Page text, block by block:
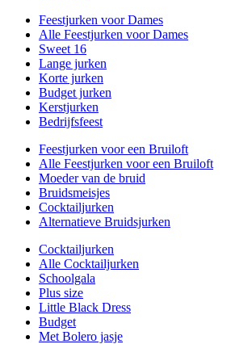
Feestjurken voor Dames
Alle Feestjurken voor Dames
Sweet 16
Lange jurken
Korte jurken
Budget jurken
Kerstjurken
Bedrijfsfeest
Feestjurken voor een Bruiloft
Alle Feestjurken voor een Bruiloft
Moeder van de bruid
Bruidsmeisjes
Cocktailjurken
Alternatieve Bruidsjurken
Cocktailjurken
Alle Cocktailjurken
Schoolgala
Plus size
Little Black Dress
Budget
Met Bolero jasje